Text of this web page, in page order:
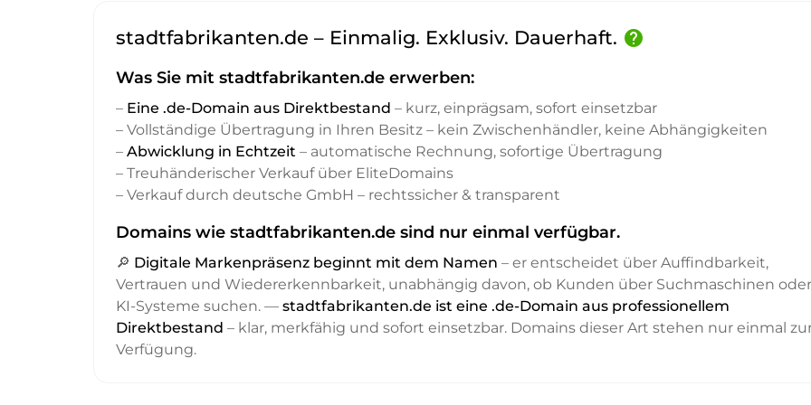
stadtfabrikanten.de – Einmalig. Exklusiv. Dauerhaft. help
Was Sie mit stadtfabrikanten.de erwerben:
– Eine .de-Domain aus Direktbestand – kurz, einprägsam, sofort einsetzbar
– Vollständige Übertragung in Ihren Besitz – kein Zwischenhändler, keine Abhängigkeiten
– Abwicklung in Echtzeit – automatische Rechnung, sofortige Übertragung
– Treuhänderischer Verkauf über EliteDomains
– Verkauf durch deutsche GmbH – rechtssicher & transparent
Domains wie stadtfabrikanten.de sind nur einmal verfügbar.
🔎 Digitale Markenpräsenz beginnt mit dem Namen – er entscheidet über Auffindbarkeit,
Vertrauen und Wiedererkennbarkeit, unabhängig davon, ob Kunden über Suchmaschinen oder
KI-Systeme suchen. — stadtfabrikanten.de ist eine .de-Domain aus professionellem
Direktbestand – klar, merkfähig und sofort einsetzbar. Domains dieser Art stehen nur einmal
Verfügung.